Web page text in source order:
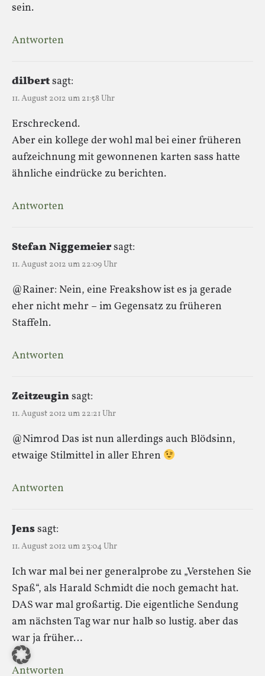
sein.
Antworten
dilbertsagt:
11. August 2012 um 21:58 Uhr
Erschreckend.
Aber ein kollege der wohl mal bei einer früheren
aufzeichnung mit gewonnenen karten sass hatte
ähnliche eindrücke zu berichten.
Antworten
Stefan Niggemeiersagt:
11. August 2012 um 22:09 Uhr
@Rainer: Nein, eine Freakshow ist es ja gerade
eher nicht mehr – im Gegensatz zu früheren
Staffeln.
Antworten
Zeitzeuginsagt:
11. August 2012 um 22:21 Uhr
@Nimrod Das ist nun allerdings auch Blödsinn,
etwaige Stilmittel in aller Ehren
Antworten
Jenssagt:
11. August 2012 um 23:04 Uhr
Ich war mal bei ner generalprobe zu „Verstehen Sie
Spaß“, als Harald Schmidt die noch gemacht hat.
DAS war mal großartig. Die eigentliche Sendung
am nächsten Tag war nur halb so lustig. aber das
war ja früher…
Antworten